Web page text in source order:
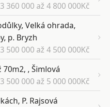
3 360 000 až 4 800 000Kč
Velká ohrada,
p. Bryzh
3 500 000 až 4 500 000Kč
, Šimlová
3 500 000 až 5 000 000Kč
P. Rajsová